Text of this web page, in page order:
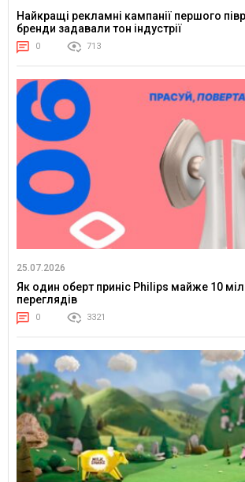
Найкращі рекламні кампанії першого
бренди задавали тон індустрії
0 713
25.07.2026
Як один оберт приніс Philips майже 10
переглядів
0 3321